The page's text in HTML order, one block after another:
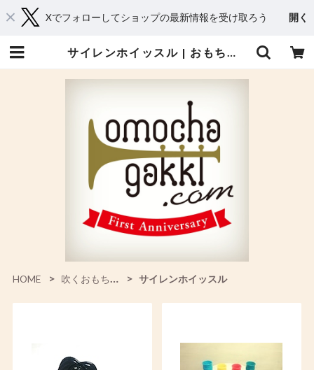
Xでフォローしてショップの最新情報を受け取ろう 開く
サイレンホイッスル | おもちゃ楽器.com
HOME 吹くおもちゃ（笛） サイレンホイッスル